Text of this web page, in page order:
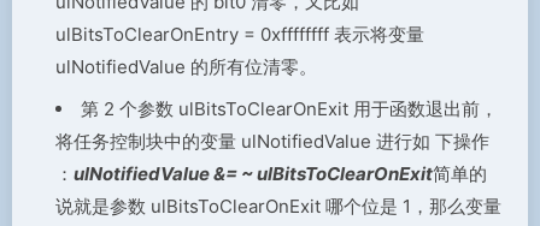
ulBitsToClearOnEntry = 0xffffffff 表示将变量
ulNotifiedValue 的所有位清零。
第 2 个参数 ulBitsToClearOnExit 用于函数退出前，
将任务控制块中的变量 ulNotifiedValue 进行如 下操作
： ulNotifiedValue &= ~ ulBitsToClearOnExit简单的
说就是参数 ulBitsToClearOnExit 哪个位是 1，那么变量